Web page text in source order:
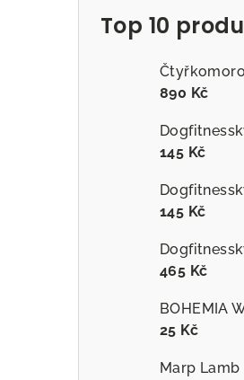
Top 10
890 Kč
145 Kč
145 Kč
465 Kč
25 Kč